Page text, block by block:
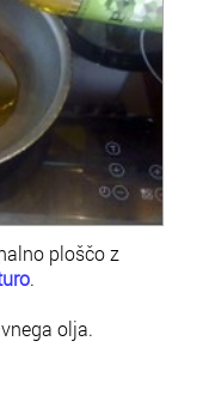
ploščo z
.
olja.